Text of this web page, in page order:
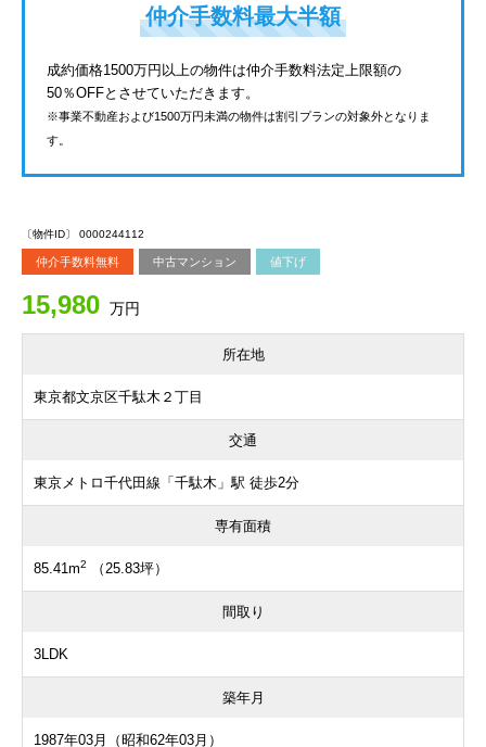
仲介手数料最大半額
成約価格1500万円以上の物件は仲介手数料法定上限額の
50％OFFとさせていただきます。
※事業不動産および1500万円未満の物件は割引プランの対象外となりま
す。
〔物件ID〕 0000244112
仲介手数料無料 中古マンション 値下げ
15,980 万円
所在地
東京都文京区千駄木２丁目
交通
東京メトロ千代田線「千駄木」駅 徒歩2分
専有面積
85.41m2 （25.83坪）
間取り
3LDK
築年月
1987年03月（昭和62年03月）